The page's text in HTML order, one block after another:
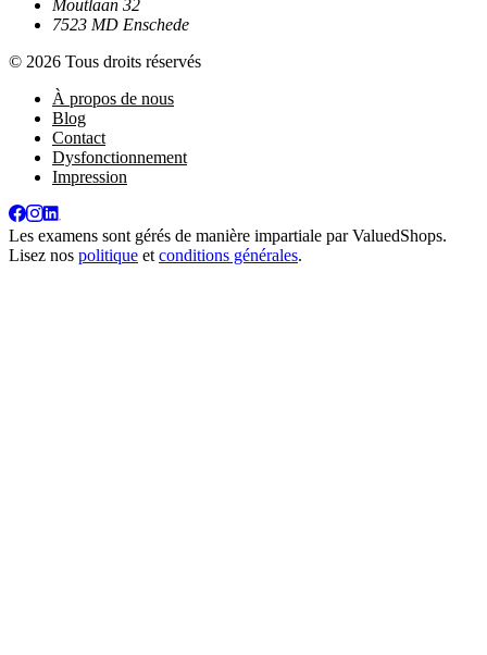
Moutlaan 32
7523 MD Enschede
© 2026 Tous droits réservés
À propos de nous
Blog
Contact
Dysfonctionnement
Impression
Les examens sont gérés de manière impartiale parValuedShops.
Lisez nos politique et conditions générales.